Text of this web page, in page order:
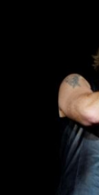
Rihanna
Home News
Pressefotos